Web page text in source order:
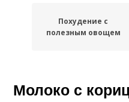
Похудение с
полезным овощем
Физиологические
свойства
Молоко с